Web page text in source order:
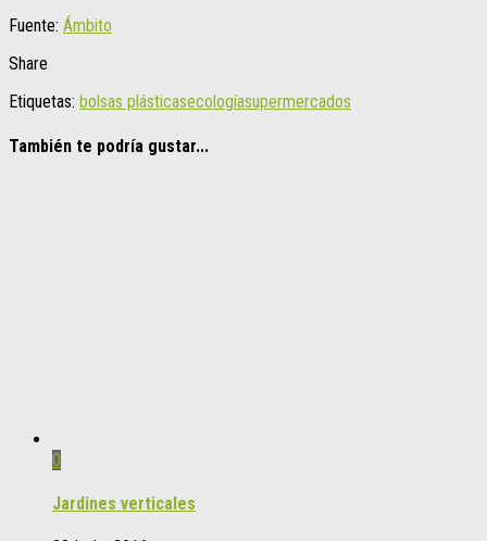
Fuente: Ámbito
Share
Etiquetas: bolsas plásticasecologíasupermercados
También te podría gustar...
0
Jardines verticales